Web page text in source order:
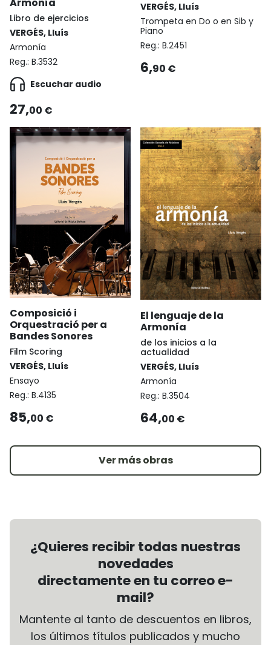
Libro de ejercicios
VERGÉS, Lluís
Armonía
Reg.: B.3532
Escuchar audio
27,00 €
VERGÉS, Lluís
Trompeta en Do o en Sib y
Piano
Reg.: B.2451
6,90 €
Composició i
Orquestració per a
Bandes Sonores
Film Scoring
VERGÉS, Lluís
Ensayo
Reg.: B.4135
85,00 €
El lenguaje de la
Armonía
de los inicios a la
actualidad
VERGÉS, Lluís
Armonía
Reg.: B.3504
64,00 €
Ver más obras
¿Quieres recibir todas nuestras
novedades
directamente en tu correo e-
mail?
Mantente al tanto de descuentos en libros,
los últimos títulos publicados y mucho